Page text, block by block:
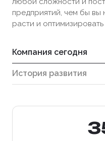
предприятий, чем бы вы
расти и
Компания сегодня
История развития